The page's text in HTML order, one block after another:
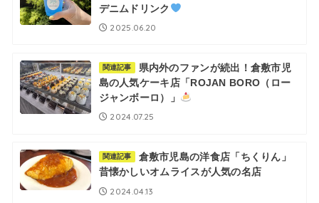
デニムドリンク
2025.06.20
関連記事
県内外のファンが続出！倉敷市児
島の人気ケーキ店「ROJAN BORO（ロー
ジャンボーロ）」
2024.07.25
関連記事
倉敷市児島の洋食店「ちくりん」
昔懐かしいオムライスが人気の名店
2024.04.13